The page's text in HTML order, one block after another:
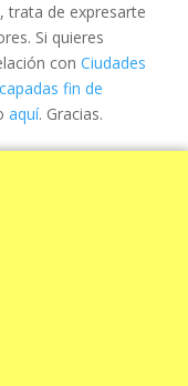
trata de expresarte
Si quieres
con Ciudades
fin de
aquí. Gracias.